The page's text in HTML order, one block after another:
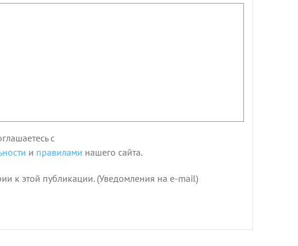
с
и правилами нашего сайта.
к этой публикации. (Уведомления на e-mail)